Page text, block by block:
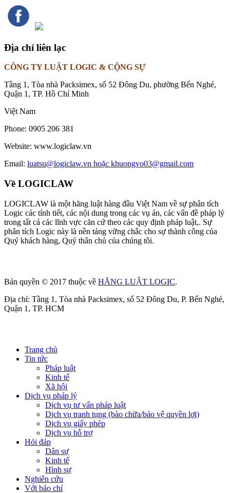
Địa chỉ liên lạc
CÔNG TY LUẬT LOGIC & CỘNG SỰ
Tầng 1, Tòa nhà Packsimex, số 52 Đông Du, phường Bến Nghé,
Quận 1, TP. Hồ Chí Minh
Việt Nam
Phone: 0905 206 381
Website: www.logiclaw.vn
Email: luatsu@logiclaw.vn hoặc khuongvo03@gmail.com
Về LOGICLAW
LOGICLAW là một hãng luật hàng đầu Việt Nam về sự phân tích
Logic các tính tiết, các nội dung trong các vụ án, các vấn đề pháp lý
trong tất cả các lĩnh vực căn cứ theo các quy định pháp luật,. Sự
phân tích Logic này là nền tảng vững chắc cho sự thành công của
Quý khách hàng, Quý thân chủ của chúng tôi.
Bản quyền © 2017 thuộc về HÃNG LUẬT LOGIC.
Địa chỉ: Tầng 1, Tòa nhà Packsimex, số 52 Đông Du, P. Bến Nghé,
Quận 1, TP. HCM
Trang chủ
Tin tức
Pháp luật
Kinh tế
Xã hội
Dịch vụ pháp lý
Dịch vụ tư vấn pháp luật
Dịch vụ tranh tụng (bào chữa/bảo vệ quyền lợi)
Dịch vụ giấy phép
Dịch vụ hỗ trợ
Hỏi đáp
Dân sự
Kinh tế
Hình sự
Nghiên cứu
Với báo chí